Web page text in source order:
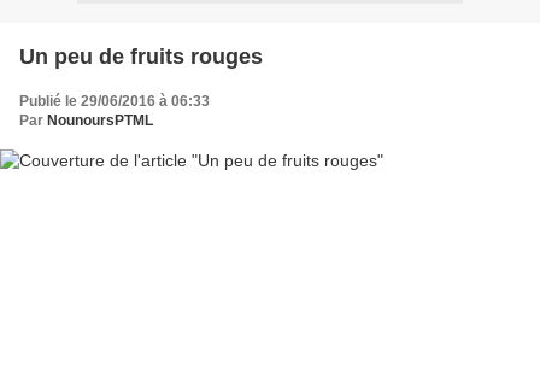
Un peu de fruits rouges
Publié le 29/06/2016 à 06:33
Par NounoursPTML